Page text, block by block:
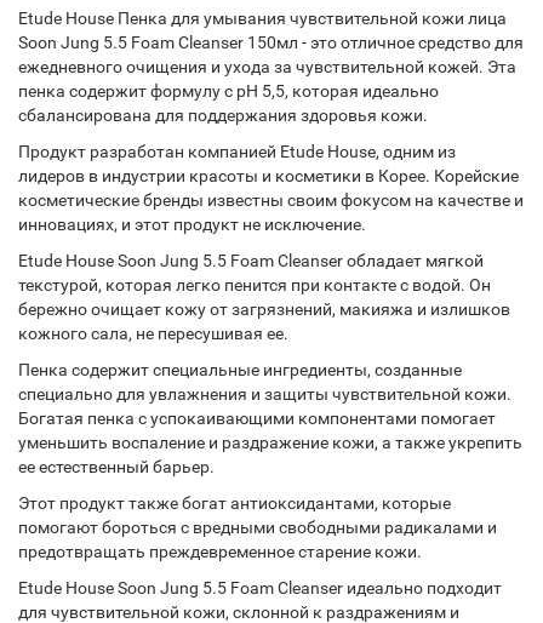
Etude House Пенка для умывания чувствительной кожи лица
Soon Jung 5.5 Foam Cleanser 150мл - это отличное средство для
ежедневного очищения и ухода за чувствительной кожей. Эта
пенка содержит формулу с pH 5,5, которая идеально
сбалансирована для поддержания здоровья кожи.
Продукт разработан компанией Etude House, одним из
лидеров в индустрии красоты и косметики в Корее. Корейские
косметические бренды известны своим фокусом на качестве и
инновациях, и этот продукт не исключение.
Etude House Soon Jung 5.5 Foam Cleanser обладает мягкой
текстурой, которая легко пенится при контакте с водой. Он
бережно очищает кожу от загрязнений, макияжа и излишков
кожного сала, не пересушивая ее.
Пенка содержит специальные ингредиенты, созданные
специально для увлажнения и защиты чувствительной кожи.
Богатая пенка с успокаивающими компонентами помогает
уменьшить воспаление и раздражение кожи, а также укрепить
ее естественный барьер.
Этот продукт также богат антиоксидантами, которые
помогают бороться с вредными свободными радикалами и
предотвращать преждевременное старение кожи.
Etude House Soon Jung 5.5 Foam Cleanser идеально подходит
для чувствительной кожи, склонной к раздражениям и